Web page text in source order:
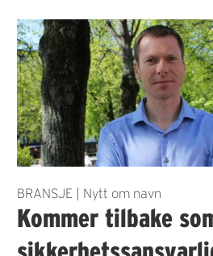
BRANSJE | Nytt om navn
Kommer tilbake